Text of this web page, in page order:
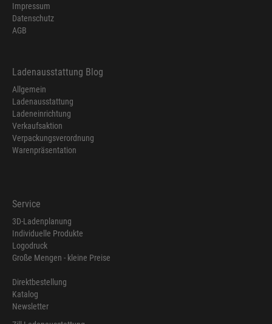
Impressum
Datenschutz
AGB
Ladenausstattung Blog
Allgemein
Ladenausstattung
Ladeneinrichtung
Verkaufsaktion
Verpackungsverordnung
Warenpräsentation
Service
3D-Ladenplanung
Individuelle Produkte
Logodruck
Große Mengen - kleine Preise
Direktbestellung
Katalog
Newsletter